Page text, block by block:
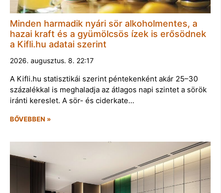
Minden harmadik nyári sör alkoholmentes, a
hazai kraft és a gyümölcsös ízek is erősödnek
a Kifli.hu adatai szerint
2026. augusztus. 8. 22:17
A Kifli.hu statisztikái szerint péntekenként akár 25–30
százalékkal is meghaladja az átlagos napi szintet a sörök
iránti kereslet. A sör- és ciderkate…
BŐVEBBEN »